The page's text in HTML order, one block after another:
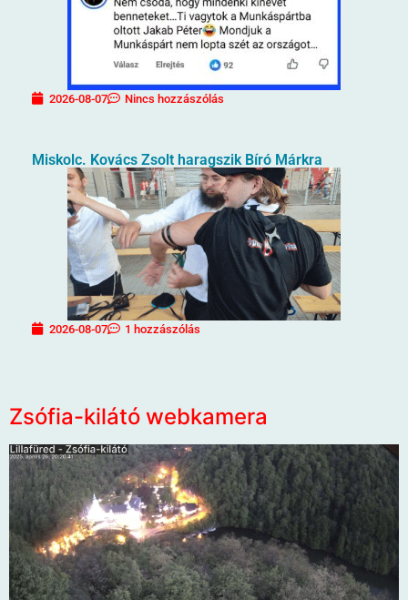
2026-08-07 Nincs hozzászólás
Miskolc. Kovács Zsolt haragszik Bíró Márkra
2026-08-07 1 hozzászólás
Zsófia-kilátó webkamera